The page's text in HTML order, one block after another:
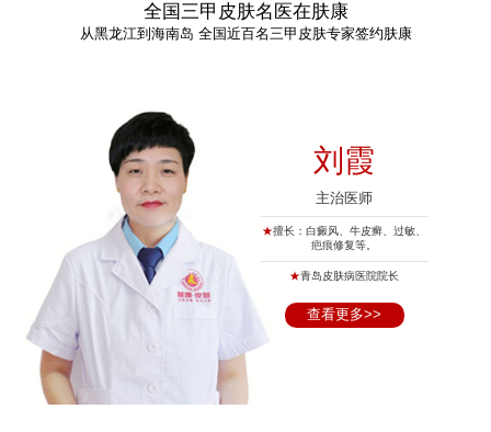
全国三甲皮肤名医在肤康
从黑龙江到海南岛 全国近百名三甲皮肤专家签约肤康
刘霞
主治医师
★擅长：白癜风、牛皮癣、过敏、
疤痕修复等。
★青岛皮肤病医院院长
查看更多>>